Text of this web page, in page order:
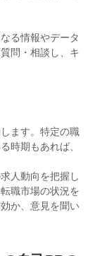
る情報やデータ
問・相談し、キ
ます。特定の職
時期もあれば、
人動向を把握し
職市場の状況を
か、意見を聞い